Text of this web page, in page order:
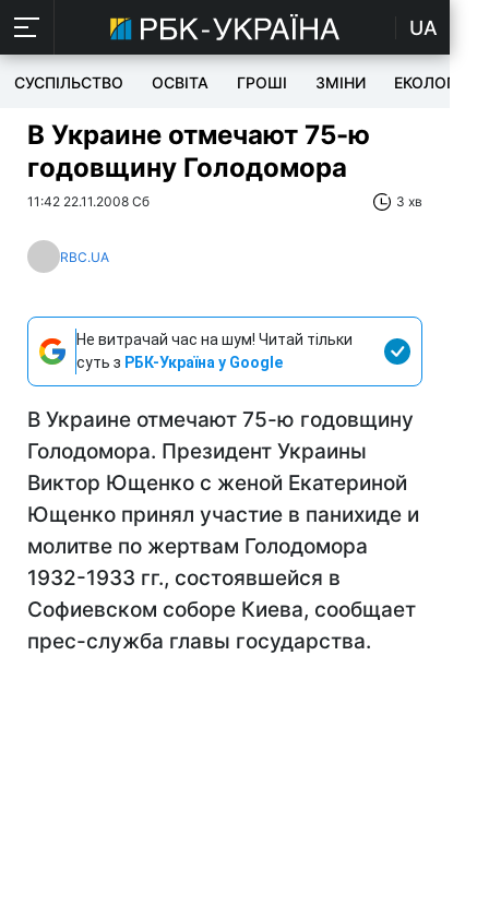
UA
СУСПІЛЬСТВО ОСВІТА ГРОШІ ЗМІНИ ЕКОЛОГІЯ
В Украине отмечают 75-ю
годовщину Голодомора
11:42 22.11.2008 Сб 3 хв
RBC.UA
Не витрачай час на шум! Читай тільки
суть з РБК-Україна у Google
В Украине отмечают 75-ю годовщину
Голодомора. Президент Украины
Виктор Ющенко с женой Екатериной
Ющенко принял участие в панихиде и
молитве по жертвам Голодомора
1932-1933 гг., состоявшейся в
Софиевском соборе Киева, сообщает
прес-служба главы государства.